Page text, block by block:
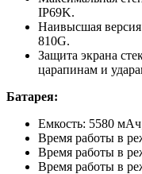
IP69K.
Наивысшая
810G.
Защита экрана
царапинам и
Батарея:
Емкость: 5580
Время работы в
Время работы в
Время работы в